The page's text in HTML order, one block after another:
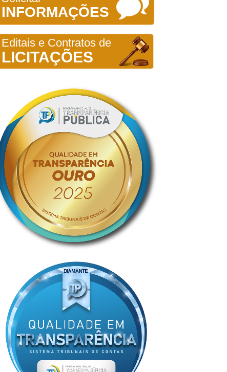
INFORMAÇÕES
Editais e Contratos de
LICITAÇÕES